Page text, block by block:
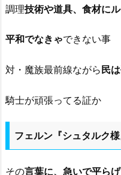
調理技術や道具、食材に
平和でなきゃできない事
対・魔族最前線ながら民
騎士が頑張ってる証か
フェルン『シュタルク様
その言葉に、急いで平ら